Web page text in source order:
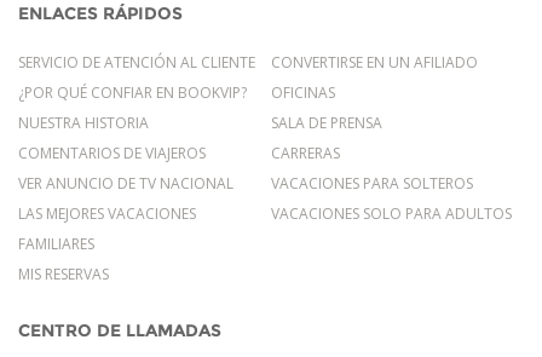
ENLACES RÁPIDOS
SERVICIO DE ATENCIÓN AL CLIENTE
¿POR QUÉ CONFIAR EN BOOKVIP?
NUESTRA HISTORIA
COMENTARIOS DE VIAJEROS
VER ANUNCIO DE TV NACIONAL
LAS MEJORES VACACIONES
FAMILIARES
MIS RESERVAS
CONVERTIRSE EN UN AFILIADO
OFICINAS
SALA DE PRENSA
CARRERAS
VACACIONES PARA SOLTEROS
VACACIONES SOLO PARA ADULTOS
CENTRO DE LLAMADAS